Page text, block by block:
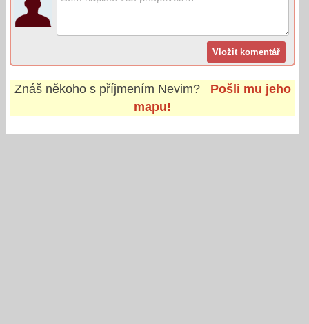
Znáš někoho s příjmením Nevim?
Pošli mu jeho
mapu!